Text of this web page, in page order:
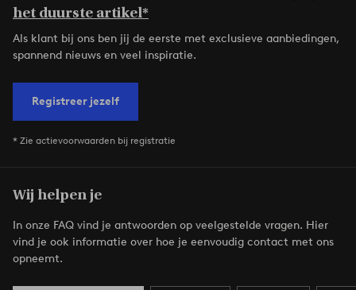
het duurste artikel*
Als klant bij ons ben jij de eerste met exclusieve aanbiedingen,
spannend nieuws en veel inspiratie.
Registreer jezelf
* Zie actievoorwaarden bij registratie
Wij helpen je
In onze FAQ vind je antwoorden op veelgestelde vragen. Hier
vind je ook informatie over hoe je eenvoudig contact met ons
opneemt.